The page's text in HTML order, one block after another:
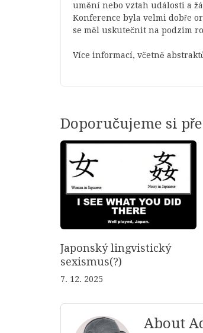
umění nebo vztah události a
Konference byla velmi dobře
se měl uskutečnit na podzim
Více informací, včetně
Doporučujeme si
Japonský lingvistický
sexismus(?)
7. 12. 2025
About